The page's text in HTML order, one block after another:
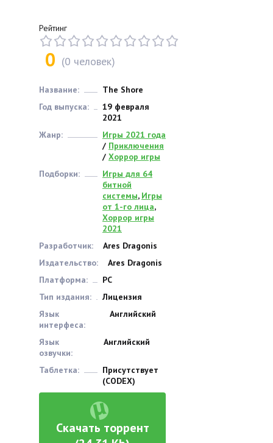
Рейтинг
0 (0 человек)
Название:
The Shore
Год выпуска:
19 февраля
2021
Жанр:
Игры 2021 года
/ Приключения
/ Хоррор игры
Подборки:
Игры для 64
битной
системы, Игры
от 1-го лица,
Хоррор игры
2021
Разработчик:
Ares Dragonis
Издательство:
Ares Dragonis
Платформа:
PC
Тип издания:
Лицензия
Язык
интерфеса:
Английский
Язык
озвучки:
Английский
Таблетка:
Присутствует
(CODEX)
Скачать торрент